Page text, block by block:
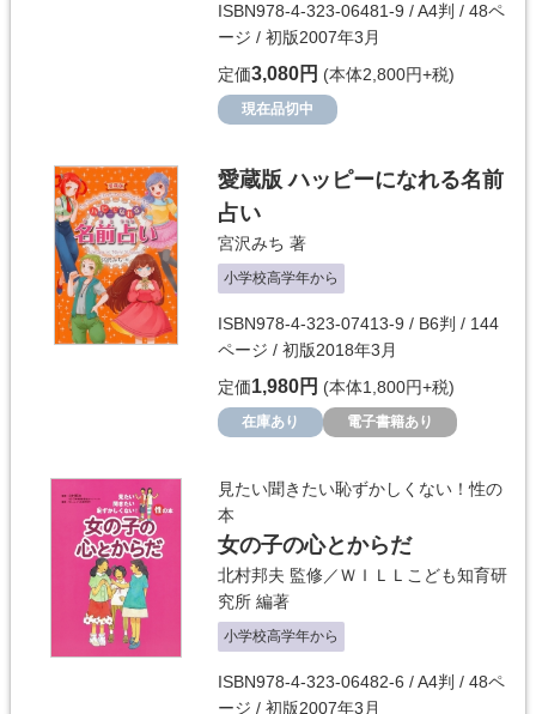
ISBN978-4-323-06481-9 / A4判 / 48ペ
ージ / 初版2007年3月
定価3,080円 (本体2,800円+税)
現在品切中
愛蔵版 ハッピーになれる名前
占い
宮沢みち 著
小学校高学年から
ISBN978-4-323-07413-9 / B6判 / 144
ページ / 初版2018年3月
定価1,980円 (本体1,800円+税)
在庫あり 電子書籍あり
見たい聞きたい恥ずかしくない！性の
本
女の子の心とからだ
北村邦夫 監修／ＷＩＬＬこども知育研
究所 編著
小学校高学年から
ISBN978-4-323-06482-6 / A4判 / 48ペ
ージ / 初版2007年3月